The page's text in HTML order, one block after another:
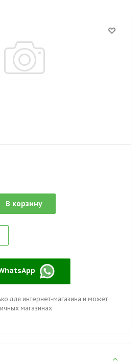
В корзину
для интернет-магазина и может
магазинах